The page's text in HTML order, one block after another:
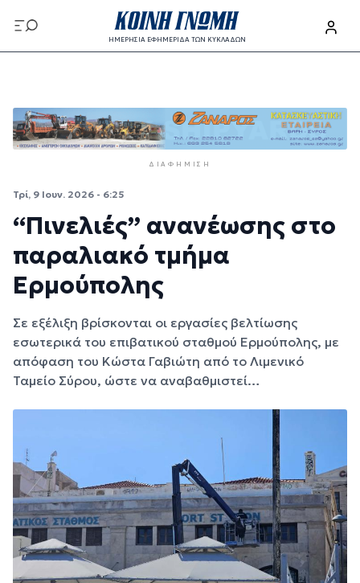
Παράκαμψη προς το κυρίως περιεχόμενο
ΗΜΕΡΗΣΙΑ ΕΦΗΜΕΡΙΔΑ ΤΩΝ ΚΥΚΛΑΔΩΝ
ΔΙΑΦΉΜΙΣΗ
Τρί, 9 Ιουν. 2026 - 6:25
“Πινελιές” ανανέωσης στο
παραλιακό τμήμα
Ερμούπολης
Σε εξέλιξη βρίσκονται οι εργασίες βελτίωσης
εσωτερικά του επιβατικού σταθμού Ερμούπολης, με
απόφαση του Κώστα Γαβιώτη από το Λιμενικό
Ταμείο Σύρου, ώστε να αναβαθμιστεί…